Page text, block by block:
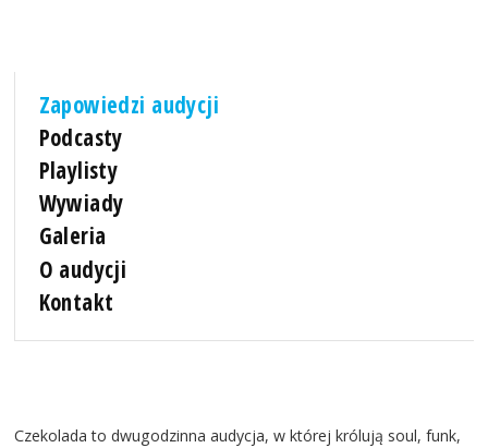
Zapowiedzi audycji
Podcasty
Playlisty
Wywiady
Galeria
O audycji
Kontakt
Czekolada to dwugodzinna audycja, w której królują soul, funk,